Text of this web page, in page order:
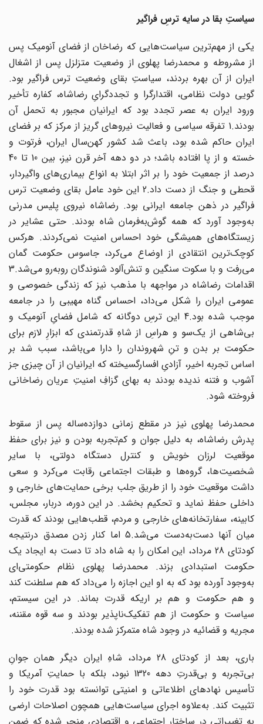
سیاستِ بقا در سایه ترسِ فراگیر
یکی از مهم‌ترین سیاست‌هایی که رضاخان از فضای آنومیک پس
از مشروطه و محمدرضا پهلوی از وضعیت متزلزل پس از اشغال
ایران از آن بهره بردند، سیاستِ بقای وضعیت ترس فراگیر بود.
گویی دولت نظامی، اقتدارگرا و تجددگرایِ رضاشاه، کفاره تأخیر
ورود ایران به عصر تجدد بود که ایرانیان مجبور به تحمل آن
بودند.1 تفرقه سیاسی و فعالیت نیروهای گریز از مرکز که بر فضای
ایران حاکم شده بود، باعث شد کشور کهن‌سال ایران، فرتوت و
خسته و از پا افتاده باشد؛ در دو دهه آخر قرن نیز، بین 10 تا 40
درصد از جمعیت خود را بر اثر ابتلا به انواع بیماری‌های واگیردار،
قحطی و جنگ از دست داد.2 این خود عامل بقای وضعیت ترس
فراگیر در ذهن جامعه ایرانی بود. رضاشاه نیروی پلیس مدرنی
به‌وجود آورد که همه گوش‌به‌فرمان شاه بودند. حتی عشایر در
زیستگاه‌های همیشگی خود احساس امنیت نمی‌کردند. هرکس
کوچک‌ترین انتقادی از اوضاع می‌کرد، جاسوس حکومت گمان
می‌رفت و با سکوت سنگین و تنش‌آلود شنوندگان روبه‌رو می‌شد.3
اقدامات رضاشاه در مواجهه با مذهب نیز که زندگی خصوصی و
عمومی ایران را شکل می‌داد، احساس گناه مهیبی را در جامعه
موجب شده بود.4 این ترسِ دوگانه که شامل فضایِ آنومیک و
بی‌شاهی از یک‌سو و هراسِ از شاهِ قدرتمندی که ابزارِ لازم برای
حکومت بر بدن و تنِ شهروندان را دارا می‌باشد، سبب شد بر
اساس تجربه اخیر، آزادیِ افسارگسیخته که ایرانیان از آن چیزی جز
آشوب و فتنه ندیده بودند به بهای گزافِ امنیتِ عریان رضاخانی
فروخته شود.
محمدرضا پهلوی نیز در مقطع زمانی دوازده‌ساله پس از سقوط
پدرش رضاشاه، به دلیل جوان و کم‌تجربه بودن و نیز برای حفظ
موقعیت لرزان خویش و کنترل دستگاه دولتی، با سایر
شخصیت‌ها، گروه‌ها و طبقات اجتماعی رقابت می‌کرد و سعی
داشت موقعیت خود را از طریق جلب برخی حمایت‌های خارجی و
داخلی حفظ نماید و تحکیم بخشد. در این دوره، دربار، مجلس،
کابینه، سفارتخانه‌های خارجی و مردم، قطب‌هایی بودند که قدرت
میان آنها دست‌به‌دست می‌شد.5 اما کنار زدن مصدق درنتیجه
کودتای 28 مرداد، این امکان را به شاه داد تا دست به ایجاد یک
حکومت استبدادی بزند. محمدرضا پهلوی نظام حکومتی‌ای
به‌وجود آورده بود که به او این اجازه را می‌داد که هم سلطنت کند
و هم حکومت و هم بر اریکه قدرت بماند. در این سیستم،
سیاست و حکومت از هم تفکیک‌ناپذیر بودند و سه قوه مقننه،
مجریه و قضائیه در وجود شاه متمرکز شده بودند.
باری، بعد از کودتای 28 مرداد، شاهِ ایران دیگر همان جوانِ
بی‌تجربه و بی‌قدرتِ دهه 1320 نبود، بلکه با حمایتِ آمریکا و
تأسیس نهادهای اطلاعاتی و امنیتی توانسته بود قدرت خود را
تثبیت کند. به‌علاوه اجرای سیاست‌هایی همچون اصلاحات ارضی